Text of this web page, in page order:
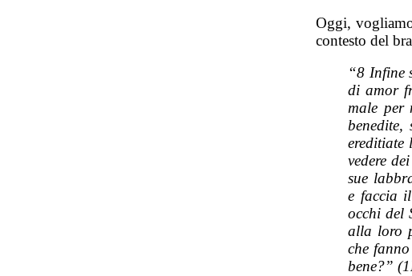
Oggi,
contesto del
“8 Infine
di amor
male per
benedite,
ereditiate
vedere
sue
e faccia
occhi del
alla loro
che
bene?”